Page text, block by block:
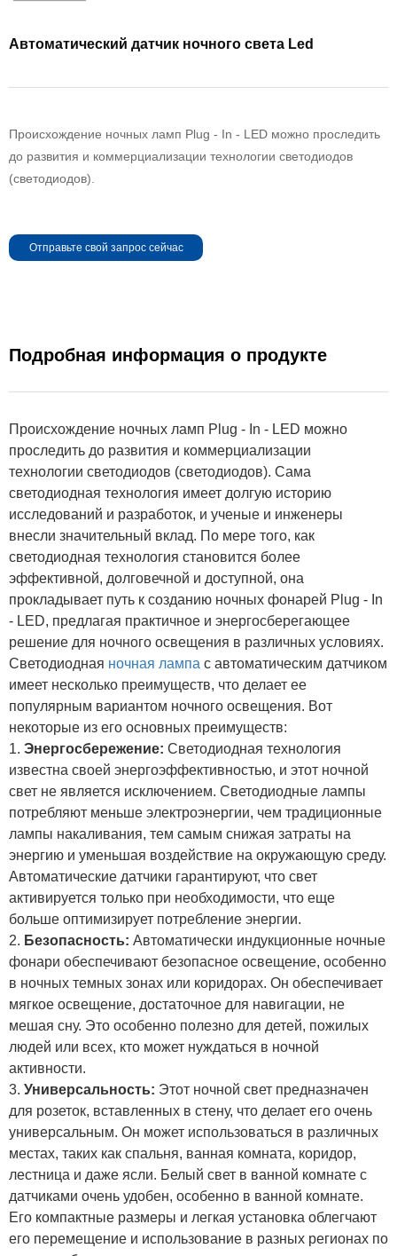
Автоматический датчик ночного света Led
Происхождение ночных ламп Plug - In - LED можно проследить
до развития и коммерциализации технологии светодиодов
(светодиодов).
Отправьте свой запрос сейчас
Подробная информация о продукте
Происхождение ночных ламп Plug - In - LED можно
проследить до развития и коммерциализации
технологии светодиодов (светодиодов). Сама
светодиодная технология имеет долгую историю
исследований и разработок, и ученые и инженеры
внесли значительный вклад. По мере того, как
светодиодная технология становится более
эффективной, долговечной и доступной, она
прокладывает путь к созданию ночных фонарей Plug - In
- LED, предлагая практичное и энергосберегающее
решение для ночного освещения в различных условиях.
Светодиодная ночная лампа с автоматическим датчиком
имеет несколько преимуществ, что делает ее
популярным вариантом ночного освещения. Вот
некоторые из его основных преимуществ:
1. Энергосбережение: Светодиодная технология
известна своей энергоэффективностью, и этот ночной
свет не является исключением. Светодиодные лампы
потребляют меньше электроэнергии, чем традиционные
лампы накаливания, тем самым снижая затраты на
энергию и уменьшая воздействие на окружающую среду.
Автоматические датчики гарантируют, что свет
активируется только при необходимости, что еще
больше оптимизирует потребление энергии.
2. Безопасность: Автоматически индукционные ночные
фонари обеспечивают безопасное освещение, особенно
в ночных темных зонах или коридорах. Он обеспечивает
мягкое освещение, достаточное для навигации, не
мешая сну. Это особенно полезно для детей, пожилых
людей или всех, кто может нуждаться в ночной
активности.
3. Универсальность: Этот ночной свет предназначен
для розеток, вставленных в стену, что делает его очень
универсальным. Он может использоваться в различных
местах, таких как спальня, ванная комната, коридор,
лестница и даже ясли. Белый свет в ванной комнате с
датчиками очень удобен, особенно в ванной комнате.
Его компактные размеры и легкая установка облегчают
его перемещение и использование в разных регионах по